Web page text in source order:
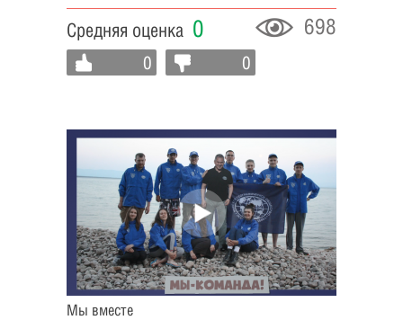
Средняя оценка 0 698
0 0
Мы вместе